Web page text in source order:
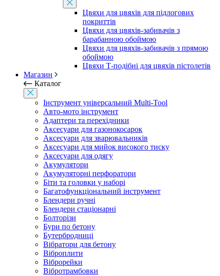
Цвяхи для цвяхів для підлогових
покриттів
Цвяхи для цвяхів-забивачів з
барабанною обоймою
Цвяхи для цвяхів-забивачів з прямою
обоймою
Цвяхи Т-подібні для цвяхів пістолетів
Магазин
Каталог
Інструмент універсальний Multi-Tool
Авто-мото інструмент
Адаптери та перехідники
Аксесуари для газонокосарок
Аксесуари для зварювальників
Аксесуари для мийок високого тиску
Аксесуари для одягу
Акумулятори
Акумуляторні перфоратори
Біти та головки у наборі
Багатофункціональний інструмент
Блендери ручні
Блендери стаціонарні
Болторізи
Бури по бетону
Бутербродниці
Вібратори для бетону
Віброплити
Віброрейки
Вібротрамбовки